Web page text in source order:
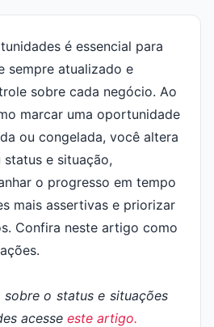
é essencial para
sempre atualizado e
sobre cada negócio. Ao
marcar uma oportunidade
ou congelada, você altera
status e situação,
o progresso em tempo
mais assertivas e priorizar
Confira neste artigo como
sobre o status e situações
acesse este artigo.